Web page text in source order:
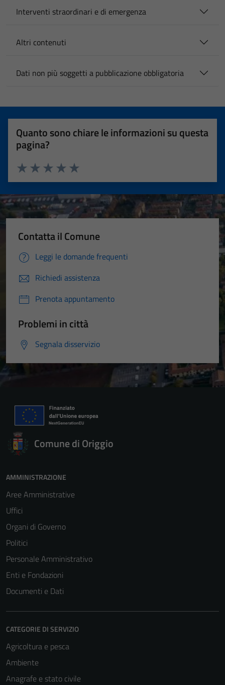
Interventi straordinari e di emergenza
Altri contenuti
Dati non più soggetti a pubblicazione obbligatoria
Quanto sono chiare le informazioni su questa
pagina?
Valuta 5 stelle su 5
Valuta 4 stelle su 5
Valuta 3 stelle su 5
Valuta 2 stelle su 5
Valuta 1 stelle su 5
Contatta il Comune
Leggi le domande frequenti
Richiedi assistenza
Prenota appuntamento
Problemi in città
Segnala disservizio
Comune di Origgio
AMMINISTRAZIONE
Aree Amministrative
Uffici
Organi di Governo
Politici
Personale Amministrativo
Enti e Fondazioni
Documenti e Dati
CATEGORIE DI SERVIZIO
Agricoltura e pesca
Ambiente
Anagrafe e stato civile